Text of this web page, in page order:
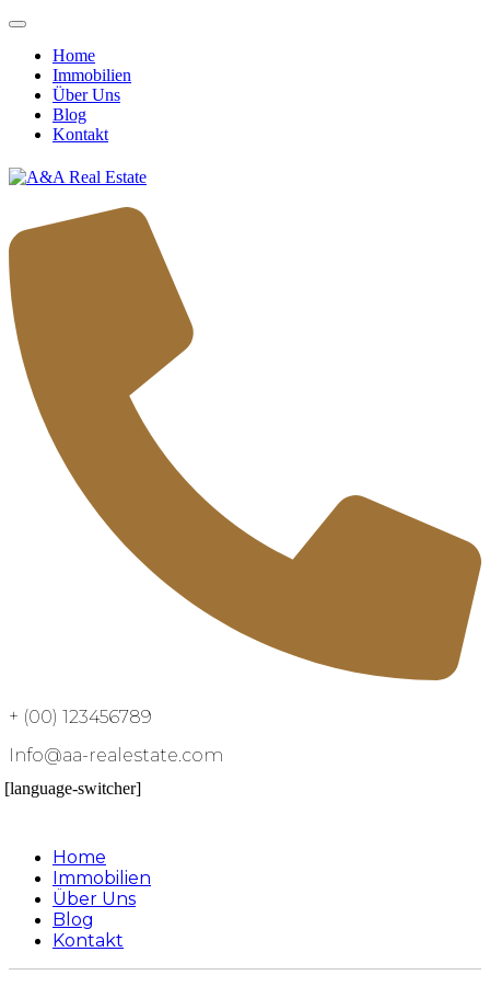
Home
Immobilien
Über Uns
Blog
Kontakt
+ (00) 123456789
Info@aa-realestate.com
[language-switcher]
Home
Immobilien
Über Uns
Blog
Kontakt